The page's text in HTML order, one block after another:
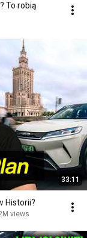
To robią
33:11
Historii?
views